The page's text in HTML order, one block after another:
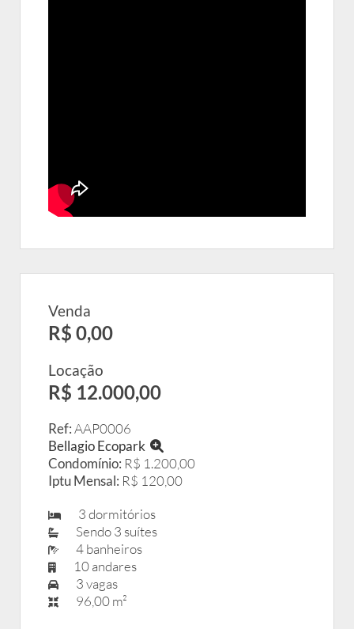
Venda
R$ 0,00
Locação
R$ 12.000,00
Ref:AAP0006
Bellagio Ecopark
Condomínio: R$ 1.200,00
Iptu Mensal: R$ 120,00
3 dormitórios
Sendo 3 suítes
4 banheiros
10 andares
3 vagas
96,00 m²